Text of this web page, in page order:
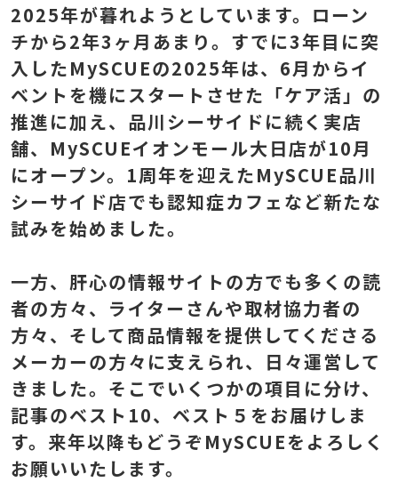
2025年が暮れようとしています。ローン
チから2年3ヶ月あまり。すでに3年目に突
入したMySCUEの2025年は、6月からイ
ベントを機にスタートさせた「ケア活」の
推進に加え、品川シーサイドに続く実店
舗、MySCUEイオンモール大日店が10月
にオープン。1周年を迎えたMySCUE品川
シーサイド店でも認知症カフェなど新たな
試みを始めました。
一方、肝心の情報サイトの方でも多くの読
者の方々、ライターさんや取材協力者の
方々、そして商品情報を提供してくださる
メーカーの方々に支えられ、日々運営して
きました。そこでいくつかの項目に分け、
記事のベスト10、ベスト５をお届けしま
す。来年以降もどうぞMySCUEをよろしく
お願いいたします。